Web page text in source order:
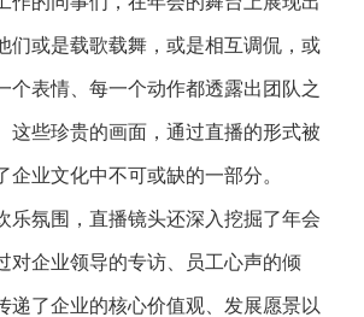
们或是载歌载舞，或是相互调侃，或
个表情、每一个动作都透露出团队之
这些珍贵的画面，通过直播的形式被
企业文化中不可或缺的一部分。
乐氛围，直播镜头还深入挖掘了年会
对企业领导的专访、员工心声的倾
递了企业的核心价值观、发展愿景以